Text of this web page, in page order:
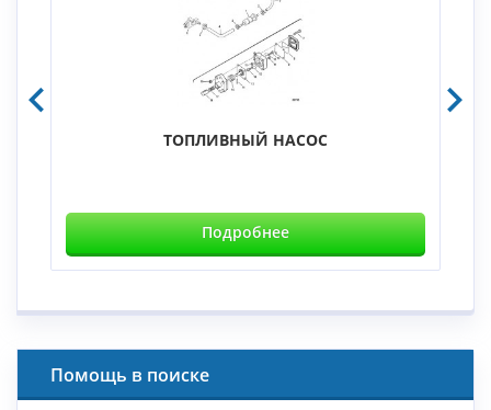
ТОПЛИВНЫЙ НАСОС
Подробнее
Помощь в поиске